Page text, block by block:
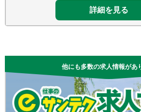
詳細を見る
他にも多数の求人情報があ